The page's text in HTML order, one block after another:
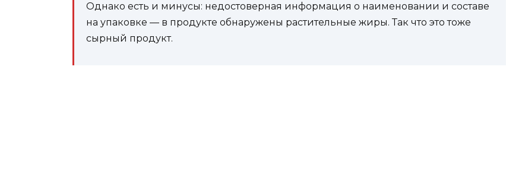
Однако есть и минусы: недостоверная информация о наименовании и составе
на упаковке — в продукте обнаружены растительные жиры. Так что это тоже
сырный продукт.